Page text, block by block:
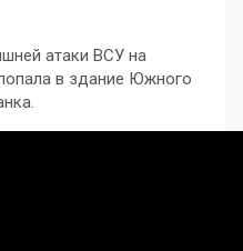
атаки ВСУ на
в здание Южного